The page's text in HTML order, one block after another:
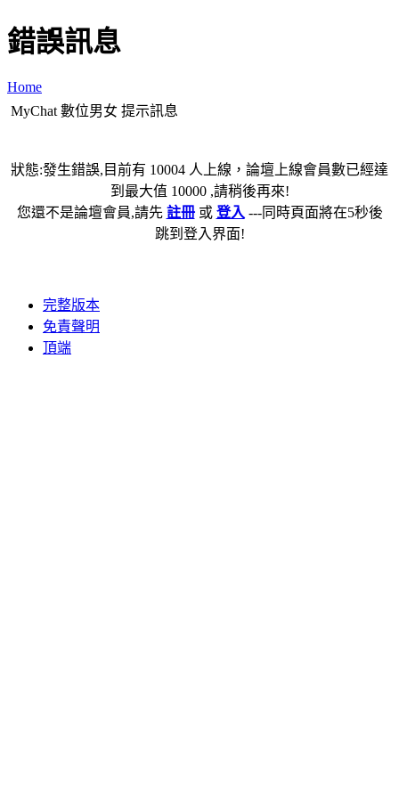
錯誤訊息
Home
MyChat 數位男女 提示訊息
狀態:發生錯誤,目前有 10004 人上線，論壇上線會員數已經達
到最大值 10000 ,請稍後再來!
您還不是論壇會員,請先 註冊或 登入 ---同時頁面將在5秒後
跳到登入界面!
完整版本
免責聲明
頂端